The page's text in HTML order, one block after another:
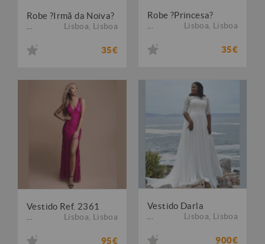
Robe ?Irmã da Noiva?
Lisboa Lisboa
35€
Robe ?Princesa?
Lisboa Lisboa
35€
Vestido Ref. 2361
Lisboa Lisboa
95€
Vestido Darla
Lisboa Lisboa
900€